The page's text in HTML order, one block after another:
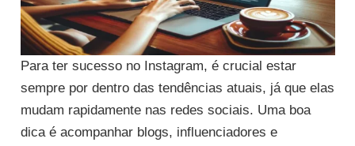
Para ter sucesso no Instagram, é crucial estar
sempre por dentro das tendências atuais, já que elas
mudam rapidamente nas redes sociais. Uma boa
dica é acompanhar blogs, influenciadores e